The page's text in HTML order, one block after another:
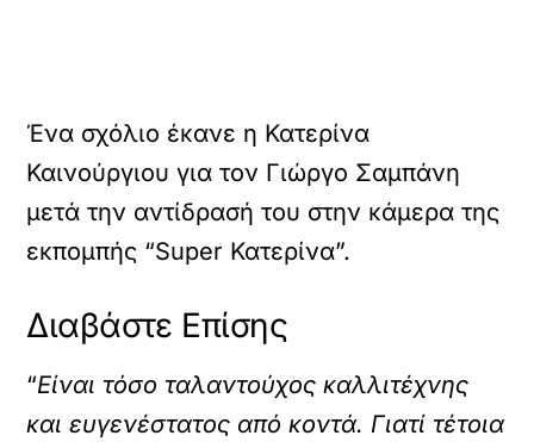
Ένα σχόλιο έκανε η Κατερίνα
Καινούργιου για τον Γιώργο Σαμπάνη
μετά την αντίδρασή του στην κάμερα της
εκπομπής “Super Κατερίνα”.
Διαβάστε Επίσης
“Είναι τόσο ταλαντούχος καλλιτέχνης
και ευγενέστατος από κοντά. Γιατί τέτοια